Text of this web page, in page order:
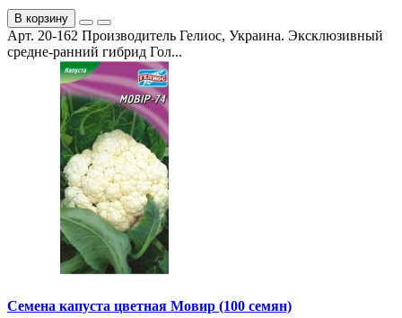
В корзину
Арт. 20-162 Производитель Гелиос, Украина. Эксклюзивный
средне-ранний гибрид Гол...
Семена капуста цветная Мовир (100 семян)